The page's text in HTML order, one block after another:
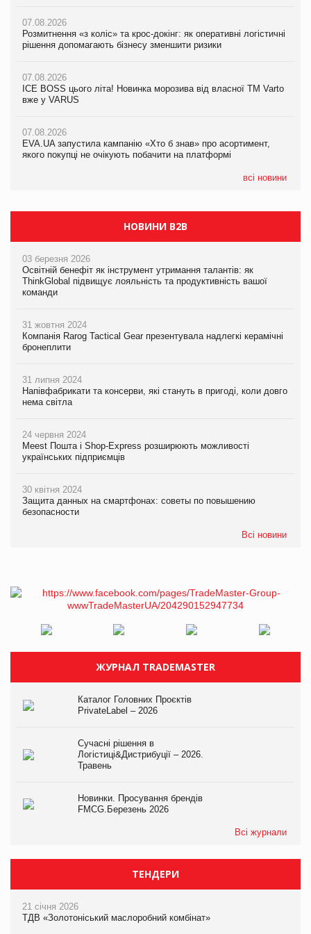
07.08.2026
Розмитнення «з коліс» та крос-докінг: як оперативні логістичні
рішення допомагають бізнесу зменшити ризики
07.08.2026
ICE BOSS цього літа! Новинка морозива від власної ТМ Varto
вже у VARUS
07.08.2026
EVA.UA запустила кампанію «Хто б знав» про асортимент,
якого покупці не очікують побачити на платформі
всі новини
07.08.2026
Kraft Heinz скоротила збиток у першому півріччі
Продажі Hugo Boss впали на 9%
07.08.2026
Kraft Heinz скоротила збиток у першому півріччі
Продажі Hugo Boss впали на 9%
НОВИНИ B2B
03 березня 2026
Освітній бенефіт як інструмент утримання талантів: як
ThinkGlobal підвищує лояльність та продуктивність вашої
команди
31 жовтня 2024
Компанія Rarog Tactical Gear презентувала надлегкі керамічні
бронеплити
31 липня 2024
Напівфабрикати та консерви, які стануть в пригоді, коли довго
нема світла
24 червня 2024
Meest Пошта і Shop-Express розширюють можливості
українських підприємців
30 квітня 2024
Защита данных на смартфонах: советы по повышению
безопасности
Всі новини
ЖУРНАЛ TRADEMASTER
Каталог Головних Проєктів
PrivateLabel – 2026
Сучасні рішення в
Логістиці&Дистрибуції – 2026.
Травень
Новинки. Просування брендів
FMCG.Березень 2026
Всі журнали
ТЕНДЕРИ
21 січня 2026
ТДВ «Золотоніський маслоробний комбінат»